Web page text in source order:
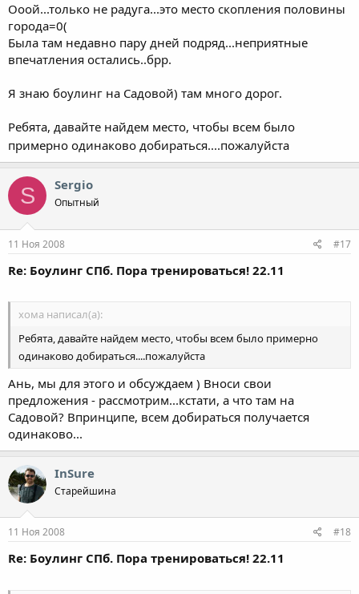
Ооой...только не радуга...это место скопления половины
города=0(
Была там недавно пару дней подряд...неприятные
впечатления остались..брр.
Я знаю боулинг на Садовой) там много дорог.
Ребята, давайте найдем место, чтобы всем было
примерно одинаково добираться....пожалуйста
S Sergio
Опытный
11 Ноя 2008 #17
Re: Боулинг СПб. Пора тренироваться! 22.11
хома написал(а):
Ребята, давайте найдем место, чтобы всем было примерно
одинаково добираться....пожалуйста
Ань, мы для этого и обсуждаем ) Вноси свои
предложения - рассмотрим...кстати, а что там на
Садовой? Впринципе, всем добираться получается
одинаково...
InSure
Старейшина
11 Ноя 2008 #18
Re: Боулинг СПб. Пора тренироваться! 22.11